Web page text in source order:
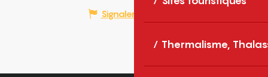
Thermalisme,
Signaler une erreur